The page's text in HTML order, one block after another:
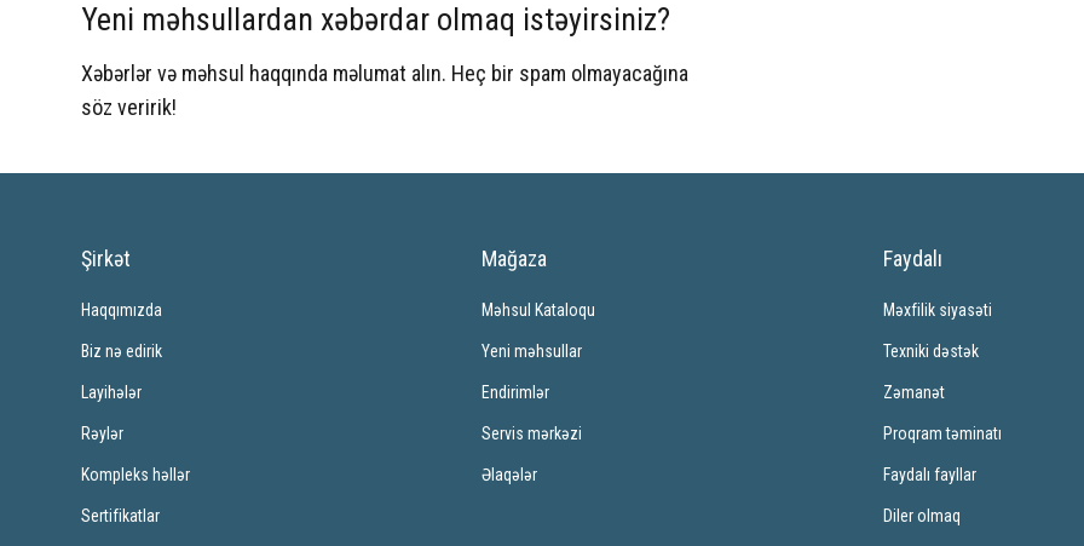
Yeni məhsullardan xəbərdar olmaq istəyirsiniz?
Xəbərlər və məhsul haqqında məlumat alın. Heç bir spam olmayacağına
söz veririk!
Şirkət
Haqqımızda
Biz nə edirik
Layihələr
Rəylər
Kompleks həllər
Sertifikatlar
Mağaza
Məhsul Kataloqu
Yeni məhsullar
Endirimlər
Servis mərkəzi
Əlaqələr
Faydalı
Məxfilik siyasəti
Texniki dəstək
Zəmanət
Proqram təminatı
Faydalı fayllar
Diler olmaq